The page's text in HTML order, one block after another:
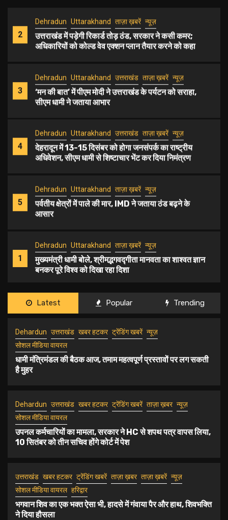
2
Dehradun Uttarakhand ताज़ा ख़बरें न्यूज़
उत्तराखंड में पड़ेगी रिकार्ड तोड़ ठंड, सरकार ने कसी कमर;
अधिकारियों को कोल्ड वेव एक्शन प्लान तैयार करने को कहा
3
Dehradun Uttarakhand उत्तराखंड ताज़ा ख़बरें न्यूज़
‘मन की बात’ में पीएम मोदी ने उत्तराखंड के पर्यटन को सराहा,
सीएम धामी ने जताया आभार
4
Dehradun Uttarakhand उत्तराखंड ताज़ा ख़बरें न्यूज़
देहरादून में 13-15 दिसंबर को होगा जनसंपर्क का राष्ट्रीय
अधिवेशन, सीएम धामी से शिष्टाचार भेंट कर दिया निमंत्रण
5
Dehradun Uttarakhand ताज़ा ख़बरें न्यूज़
पर्वतीय क्षेत्रों में पाले की मार, IMD ने जताया ठंड बढ़ने के
आसार
1
Dehradun Uttarakhand ताज़ा ख़बरें न्यूज़
मुख्यमंत्री धामी बोले, श्रीमद्भगवद्गीता मानवता का शाश्वत ज्ञान
बनकर पूरे विश्व को दिखा रहा दिशा
2
Dehradun Uttarakhand ताज़ा ख़बरें
उत्तराखंड में पड़ेगी रिकार्ड तोड़ ठंड, सरकार ने कसी कमर;
अधिकारियों को कोल्ड वेव एक्शन प्लान तैयार करने को कहा
3
Dehradun Uttarakhand उत्तराखंड ताज़ा ख़बरें न्यूज़
4
Dehradun Uttarakhand उत्तराखंड ताज़ा ख़बरें न्यूज़
देहरादून में 13-15 दिसंबर को होगा जनसंपर्क का राष्ट्रीय
अधिवेशन, सीएम धामी से शिष्टाचार भेंट कर दिया निमंत्रण
5
पर्वतीय क्षेत्रों में पाले की मार, IMD ने जताया ठंड बढ़ने के
आसार
Latest Popular Trending
Dehardun उत्तराखंड खबर हटकर ट्रेंडिंग खबरें न्यूज़
सोशल मीडिया वायरल
धामी मंत्रिमंडल की बैठक आज, तमाम महत्वपूर्ण प्रस्तावों पर लग सकती
है मुहर
Dehardun उत्तराखंड खबर हटकर ट्रेंडिंग खबरें ताज़ा ख़बर न्यूज़
सोशल मीडिया वायरल
उपनल कर्मचारियों का मामला, सरकार ने HC से शपथ पत्र वापस लिया,
10 सितंबर को तीन सचिव होंगे कोर्ट में पेश
उत्तराखंड खबर हटकर ट्रेंडिंग खबरें ताज़ा ख़बर ताज़ा ख़बरें न्यूज़
सोशल मीडिया वायरल हरिद्वार
भगवान शिव का एक भक्त ऐसा भी, हादसे में गंवाया पैर और हाथ, शिवभक्ति
ने दिया हौसला